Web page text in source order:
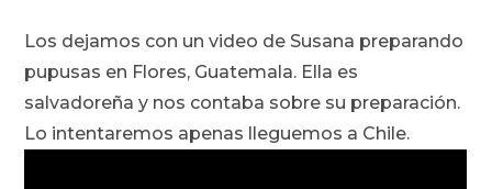
Los dejamos con un video de Susana preparando
pupusas en Flores, Guatemala. Ella es
salvadoreña y nos contaba sobre su preparación.
Lo intentaremos apenas lleguemos a Chile.